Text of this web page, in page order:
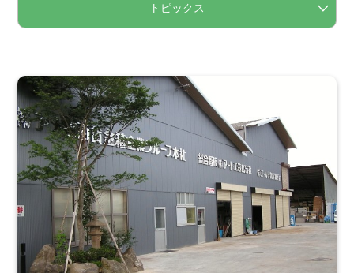
よくあるご質問
スタッフインタビュー
店舗案内
販売のご案内
トピックス